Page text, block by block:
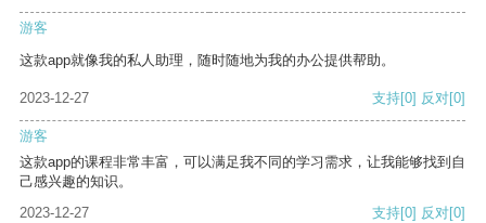
游客
这款app就像我的私人助理，随时随地为我的办公提供帮助。
2023-12-27 支持[0] 反对[0]
游客
这款app的课程非常丰富，可以满足我不同的学习需求，让我能够找到自
己感兴趣的知识。
2023-12-27
支持[0] 反对[0]